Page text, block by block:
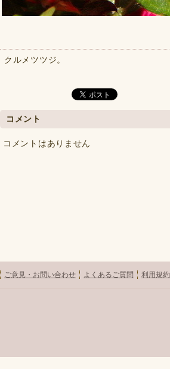
クルメツツジ。
コメント
コメントはありません
ご意見・お問い合わせ よくあるご質問 利用規約